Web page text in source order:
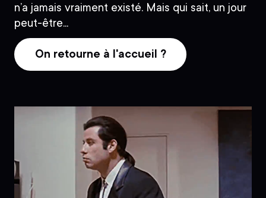
n’a jamais vraiment existé. Mais qui sait, un jour
peut-être...
On retourne à l'accueil ?